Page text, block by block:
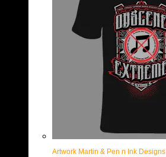
Artwork Martin & Pen n Ink Designs